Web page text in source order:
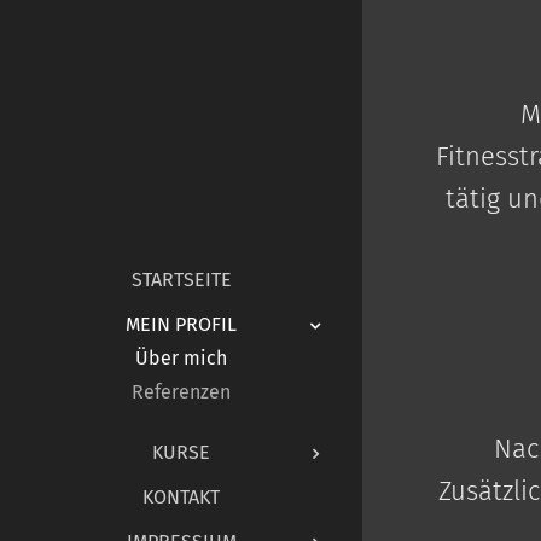
STARTSEITE
MEIN PROFIL
Über mich
Referenzen
KURSE
KONTAKT
tätig